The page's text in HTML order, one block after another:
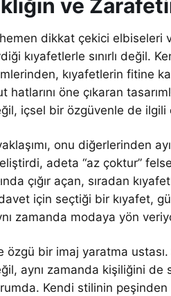
ve
dikkat çekici elbiseleri
kıyafetlerle sınırlı değil.
kıyafetlerin fitine
hatlarını öne çıkaran
içsel bir özgüvenle de ilgili
onu diğerlerinden
adeta “az çoktur”
çığır açan, sıradan
için seçtiği bir kıyafet,
zamanda modaya yön
bir imaj yaratma ustası.
aynı zamanda kişiliğini
Kendi stilinin